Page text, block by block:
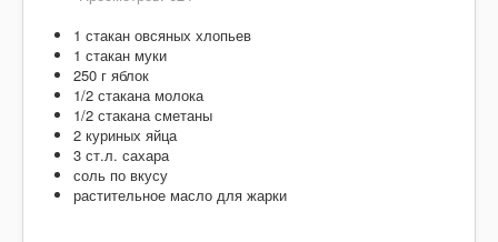
1 стакан овсяных хлопьев
1 стакан муки
250 г яблок
1/2 стакана молока
1/2 стакана сметаны
2 куриных яйца
3 ст.л. сахара
соль по вкусу
растительное масло для жарки